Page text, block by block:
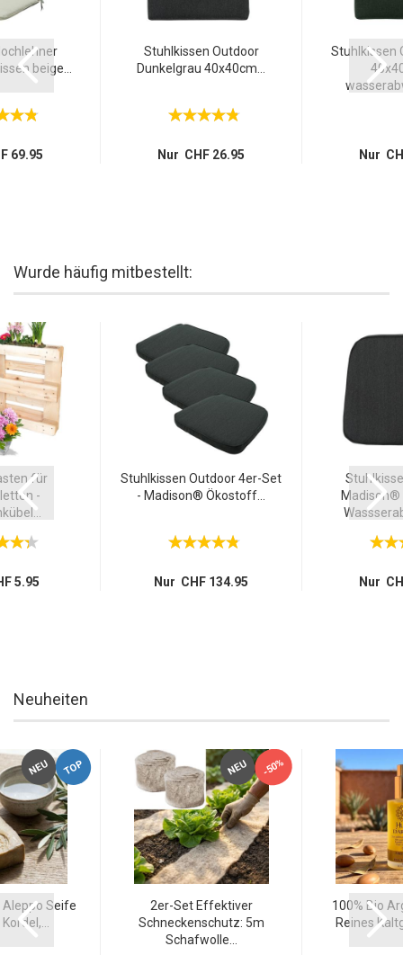
beige...
69.95
Stuhlkissen Outdoor
Dunkelgrau 40x40cm...
Nur CHF 26.95
Stuhlkissen
Nur
Wurde häufig mitbestellt:
für
-
5.95
Stuhlkissen Outdoor 4er-Set
- Madison® Ökostoff...
Nur CHF 134.95 Nur
Neuheiten
NEU TOP
Seife
NEU -50%
2er-Set Effektiver
Schneckenschutz: 5m
Schafwolle...
100% Bio
Reines